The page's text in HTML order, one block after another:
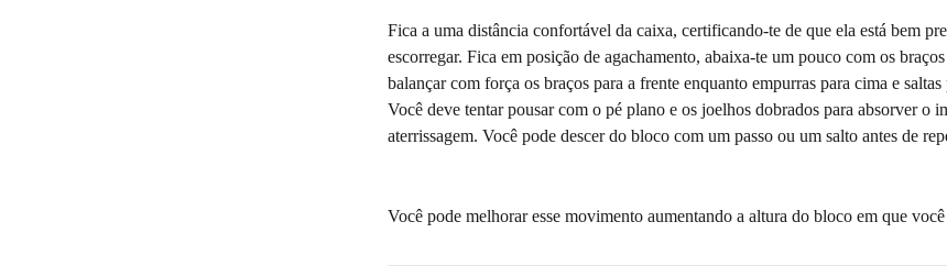
Fica a uma distância confortável da caixa, certificando-te de que ela está bem
escorregar. Fica em posição de agachamento, abaixa-te um pouco com os
balançar com força os braços para a frente enquanto empurras para cima e
Você deve tentar pousar com o pé plano e os joelhos dobrados para absorver o
aterrissagem. Você pode descer do bloco com um passo ou um salto antes de
Você pode melhorar esse movimento aumentando a altura do bloco em que